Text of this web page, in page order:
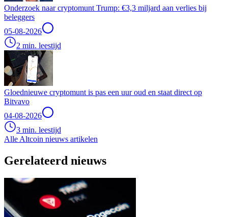
Onderzoek naar cryptomunt Trump: €3,3 miljard aan verlies bij
beleggers
05-08-2026
2 min. leestijd
Gloednieuwe cryptomunt is pas een uur oud en staat direct op
Bitvavo
04-08-2026
3 min. leestijd
Alle Altcoin nieuws artikelen
Gerelateerd nieuws